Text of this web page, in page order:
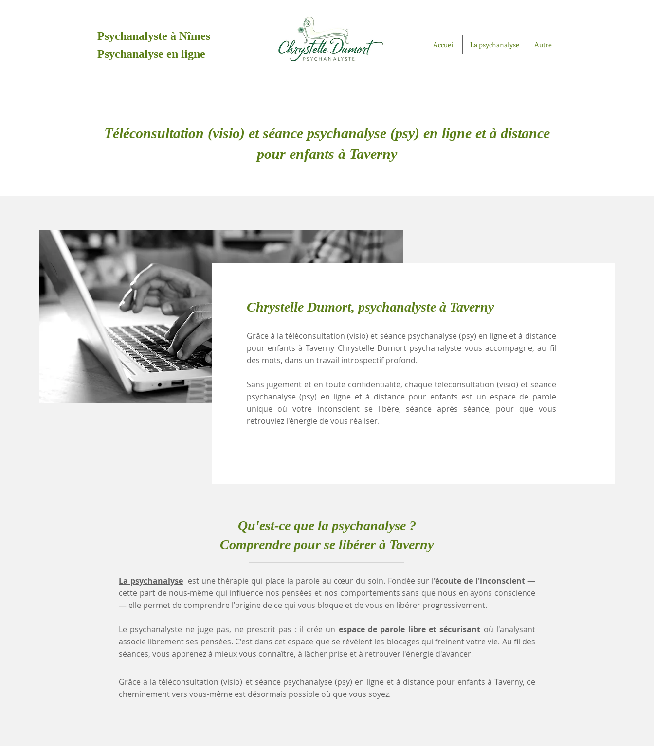
Psychanalyste à Nîmes
Psychanalyse en ligne
Accueil La psychanalyse Autre
Téléconsultation (visio) et séance psychanalyse (psy) en ligne et à distance
pour enfants à Taverny
Chrystelle Dumort, psychanalyste à Taverny
Grâce à la téléconsultation (visio) et séance psychanalyse (psy) en ligne et à distance
pour enfants à Taverny Chrystelle Dumort psychanalyste vous accompagne, au fil
des mots, dans un travail introspectif profond.
Sans jugement et en toute confidentialité, chaque téléconsultation (visio) et séance
psychanalyse (psy) en ligne et à distance pour enfants est un espace de parole
unique où votre inconscient se libère, séance après séance, pour que vous
retrouviez l'énergie de vous réaliser.
Qu'est-ce que la psychanalyse ?
Comprendre pour se libérer à Taverny
La psychanalyse est une thérapie qui place la parole au cœur du soin. Fondée sur l'écoute de l'inconscient—
cette part de nous-même qui influence nos pensées et nos comportements sans que nous en ayons conscience
— elle permet de comprendre l'origine de ce qui vous bloque et de vous en libérer progressivement.
Le psychanalyste ne juge pas, ne prescrit pas : il crée un espace de parole libre et sécurisant où l'analysant
associe librement ses pensées. C'est dans cet espace que se révèlent les blocages qui freinent votre vie. Au fil des
séances, vous apprenez à mieux vous connaître, à lâcher prise et à retrouver l'énergie d'avancer.
Grâce à la téléconsultation (visio) et séance psychanalyse (psy) en ligne et à distance pour enfants à Taverny, ce
cheminement vers vous-même est désormais possible où que vous soyez.